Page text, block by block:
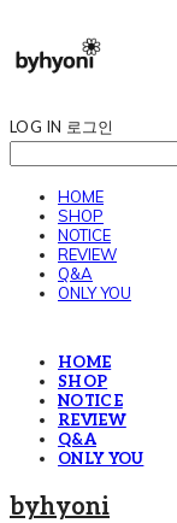
LOG IN 로그인
HOME
SHOP
NOTICE
REVIEW
Q&A
ONLY YOU
HOME
SHOP
NOTICE
REVIEW
Q&A
ONLY YOU
byhyoni